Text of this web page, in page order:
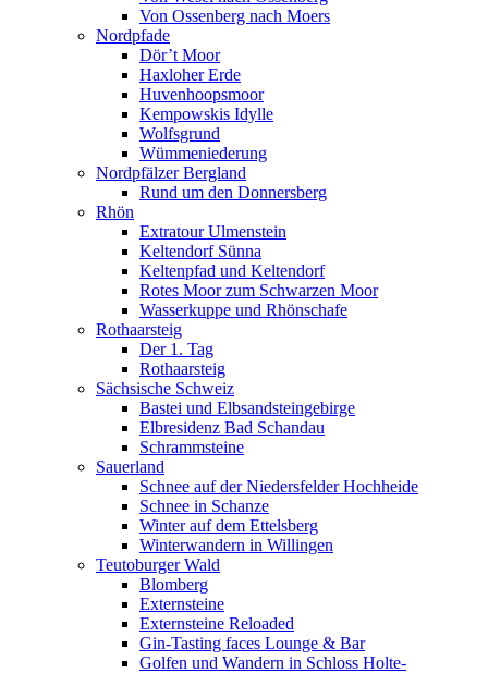
Von Ossenberg nach Moers
Nordpfade
Dör’t Moor
Haxloher Erde
Huvenhoopsmoor
Kempowskis Idylle
Wolfsgrund
Wümmeniederung
Nordpfälzer Bergland
Rund um den Donnersberg
Rhön
Extratour Ulmenstein
Keltendorf Sünna
Keltenpfad und Keltendorf
Rotes Moor zum Schwarzen Moor
Wasserkuppe und Rhönschafe
Rothaarsteig
Der 1. Tag
Rothaarsteig
Sächsische Schweiz
Bastei und Elbsandsteingebirge
Elbresidenz Bad Schandau
Schrammsteine
Sauerland
Schnee auf der Niedersfelder Hochheide
Schnee in Schanze
Winter auf dem Ettelsberg
Winterwandern in Willingen
Teutoburger Wald
Blomberg
Externsteine
Externsteine Reloaded
Gin-Tasting faces Lounge & Bar
Golfen und Wandern in Schloss Holte-